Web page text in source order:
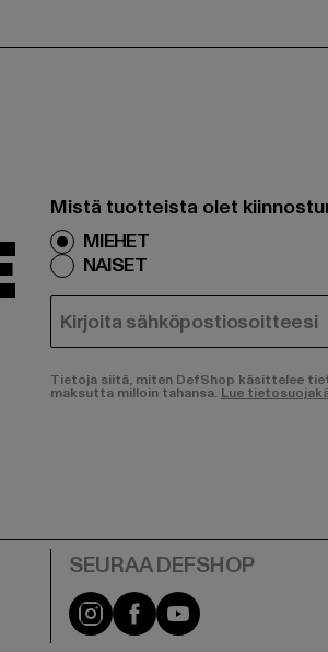
Mistä tuotteista olet
MIEHET
NAISET
SÄHKÖPOSTI
Tietoja siitä, miten DefShop käsittelee
maksutta milloin tahansa. Lue
Visit our Instagram page:
Visit our Facebook
Visit our